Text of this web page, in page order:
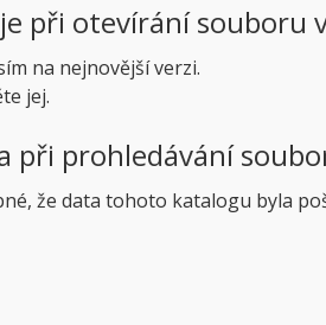
při otevírání souboru
na nejnovější verzi.
jej.
při prohledávání
že data tohoto katalogu byla